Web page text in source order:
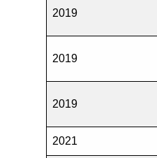
2019
2019
2019
2021